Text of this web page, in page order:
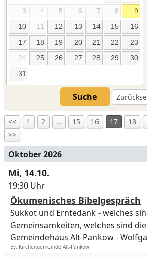
3
4 5 6 7 8
9
10
11 12 13 14 15
16
17
18 19 20 21 22
23
24
25 26 27 28 29
30
31
Suche
<< 1 2 … 15 16 17 18
>>
Oktober 2026
Mi, 14.10.
19:30 Uhr
Ökumenisches Bibelgespräch
Sukkot und Erntedank - welches
Gemeinsamkeiten, welches sind
Gemeindehaus Alt-Pankow
Ev. Kirchengemeinde Alt-Pankow